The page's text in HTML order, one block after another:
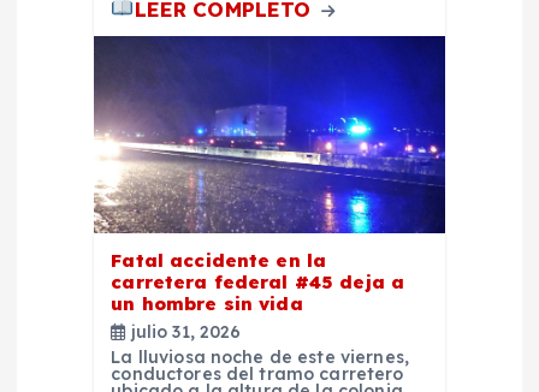
LEER COMPLETO
Fatal accidente en la
carretera federal #45 deja a
un hombre sin vida
julio 31, 2026
La lluviosa noche de este viernes,
conductores del tramo carretero